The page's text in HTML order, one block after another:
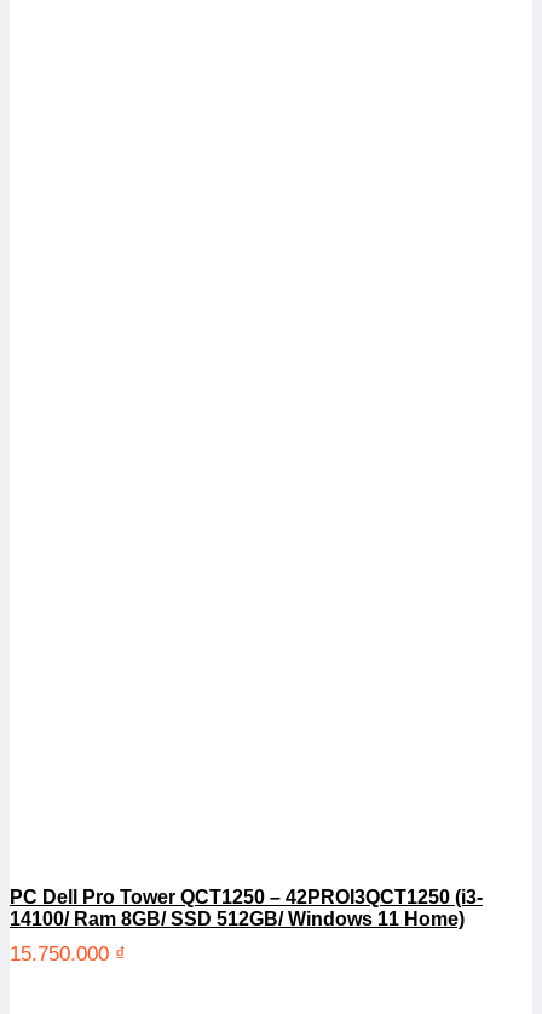
PC Dell Pro Tower QCT1250 – 42PROI3QCT1250 (i3-
14100/ Ram 8GB/ SSD 512GB/ Windows 11 Home)
15.750.000 ₫